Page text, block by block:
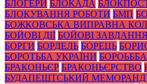
БЛОГЕРИ БЛОКАДА
БЛОКУВАННЯ РОБОТИ БМП
БОЖКОВСЬКА ВИПРАВНА
БОЙОВІ ДІЇ БОЙОВІ ЗАВДАННЯ
БОРГИ БОРДЕЛЬ БОРЕЦЬ
БОРОТЬБА УКРАЇНИ БОРОЬББА
БРАКОНЬЄР БРАКОНЬЄРСТВО
БУДАПЕШТСЬКИЙ